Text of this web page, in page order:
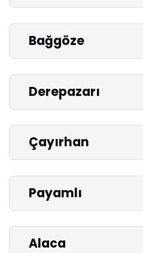
Bağgöze
Derepazarı
Çayırhan
Payamlı
Alaca